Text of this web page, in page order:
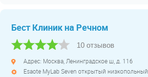
Бест Клиник на Речном
10 отзывов
Адрес: Москва, Ленинградское ш, д. 116
Esaote MyLab Seven открытый низкопольный